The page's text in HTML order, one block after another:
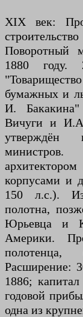
XIX век:
строительство
Поворотный
1880 году.
бумажных и
И.
Вичуги и
утверждён
корпусами и
150 л.с.).
полотна,
Юрьевца и
Америки.
полотенца,
Расширение:
1886;
годовой
одна из